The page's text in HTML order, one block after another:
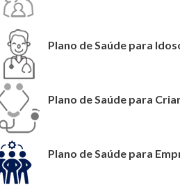
Plano de Saúde para
Plano de Saúde para
Plano de Saúde para